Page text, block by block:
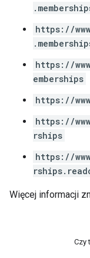
https://
https://
emberships
https://
https://
rships
https://
Więcej informacji
Czy